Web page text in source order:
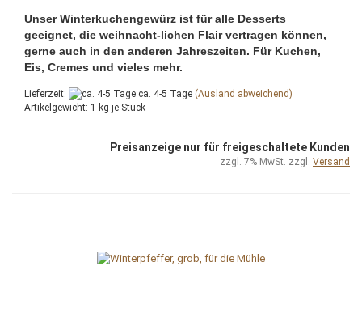
Unser Winterkuchengewürz ist für alle Desserts
geeignet, die weihnacht-lichen Flair vertragen können,
gerne auch in den anderen Jahreszeiten. Für Kuchen,
Eis, Cremes und vieles mehr.
Lieferzeit: ca. 4-5 Tage (Ausland abweichend)
Artikelgewicht: 1 kg je Stück
Preisanzeige nur für freigeschaltete Kunden
zzgl. 7% MwSt. zzgl. Versand